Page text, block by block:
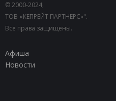
© 2000-2024,
ТОВ «КЕПРЕЙТ ПАРТНЕРС»".
Все права защищены.
Афиша
Новости